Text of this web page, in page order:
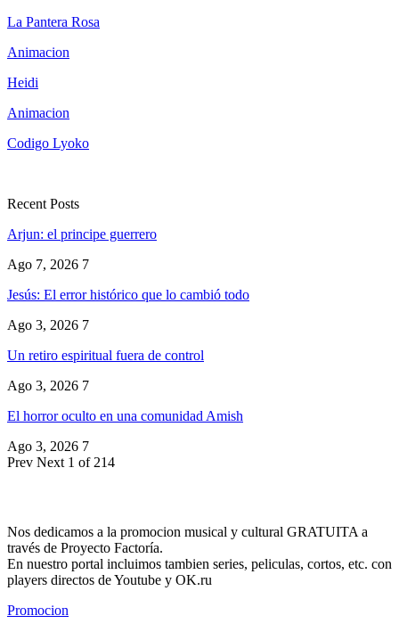
La Pantera Rosa
Animacion
Heidi
Animacion
Codigo Lyoko
Recent Posts
Arjun: el principe guerrero
Ago 7, 2026 7
Jesús: El error histórico que lo cambió todo
Ago 3, 2026 7
Un retiro espiritual fuera de control
Ago 3, 2026 7
El horror oculto en una comunidad Amish
Ago 3, 2026 7
Prev Next 1 of 214
Nos dedicamos a la promocion musical y cultural GRATUITA a
través de Proyecto Factoría.
En nuestro portal incluimos tambien series, peliculas, cortos, etc. con
players directos de Youtube y OK.ru
Promocion